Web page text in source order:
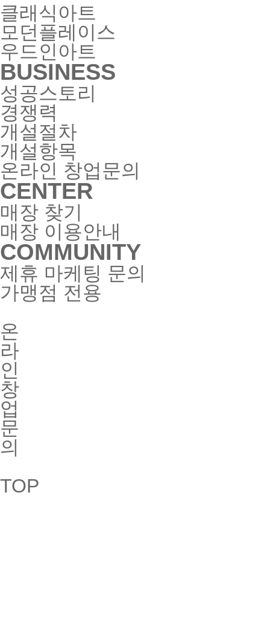
클래식아트
모던플레이스
우드인아트
BUSINESS
성공스토리
경쟁력
개설절차
개설항목
온라인 창업문의
CENTER
매장 찾기
매장 이용안내
COMMUNITY
제휴 마케팅 문의
가맹점 전용
온
라
인
창
업
문
의
TOP